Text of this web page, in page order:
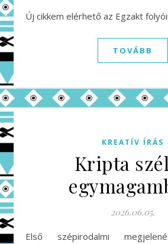
Új cikkem elérhető az Egzakt
TOVÁBB
KREATÍV ÍRÁS
Kripta
2026.06.05.
Első szépirodalmi megjelenésem! Novellám